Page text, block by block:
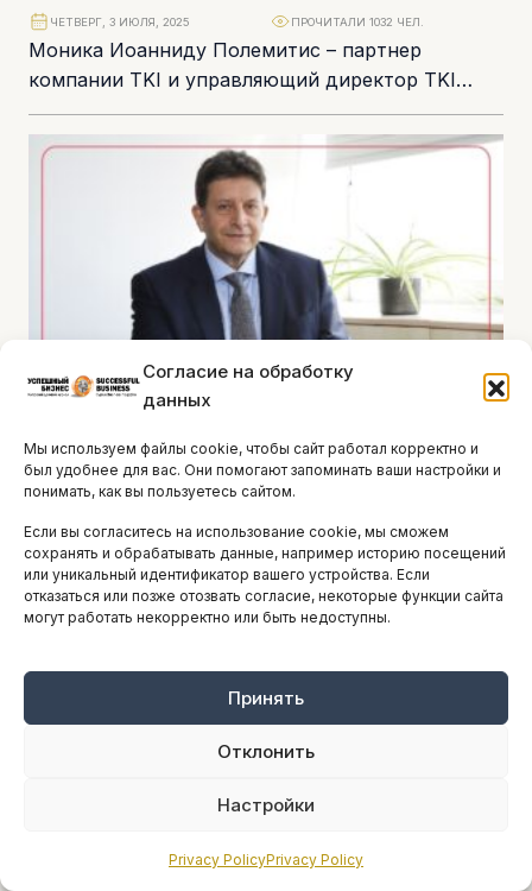
Согласие на обработку
данных
Мы используем файлы cookie, чтобы сайт работал корректно и
был удобнее для вас. Они помогают запоминать ваши настройки и
понимать, как вы пользуетесь сайтом.
Если вы согласитесь на использование cookie, мы сможем
сохранять и обрабатывать данные, например историю посещений
или уникальный идентификатор вашего устройства. Если
отказаться или позже отозвать согласие, некоторые функции сайта
могут работать некорректно или быть недоступны.
Принять
Отклонить
Настройки
Privacy PolicyPrivacy Policy
Моника Иоанниду Полемитис – партнер
компании TKI и управляющий директор TKI
EMEA. В каждый проект она привносит
интеллект, тепло и...
ЧЕТВЕРГ, 3 ИЮЛЯ, 2025 ПРОЧИТАЛИ 1032 ЧЕЛ.
Симеон Кассианидис: «Главная задача
предпринимателя – оставить после
себя наследие возможностей»
Доктор Симеон Кассианидис, председатель
правления и генеральный директор Hyperion
Systems Engineering, уже более трёх десятилетий
СРЕДА, 2 ИЮЛЯ, 2025